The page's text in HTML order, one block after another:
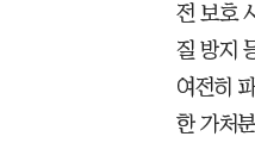
전 보호
질 방지
여전히
한 가처